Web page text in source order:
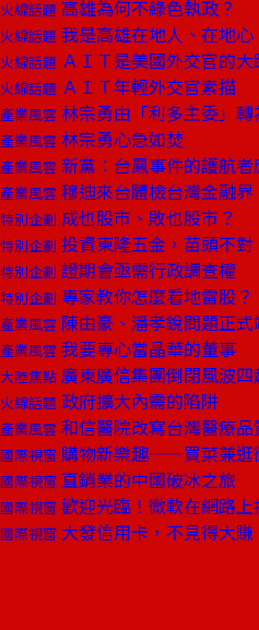
火線話題 高雄為何不綠色執政？
火線話題 我是高雄在地人、在地心
火線話題 ＡＩＴ是美國外交官的大
火線話題 ＡＩＴ年輕外交官素描
產業風雲 林宗勇由「利多主委」轉
產業風雲 林宗勇心急如焚
產業風雲 新黨：台鳳事件的護航者
產業風雲 穆迪來台體檢台灣金融界
特別企劃 成也股市、敗也股市？
特別企劃 投資東隆五金，苗頭不
特別企劃 證期會亟需行政調查權
特別企劃 專家教你怎麼看地雷股？
產業風雲 陳由豪、潘孝銳問題正式
產業風雲 我要專心當晶華的董事
大陸焦點 廣東廣信集團倒閉風波四
火線話題 政府擴大內需的陷阱
產業風雲 和信醫院改寫台灣醫療品
國際視窗 購物新樂趣——買菜兼逛
國際視窗 直銷業的中國破冰之旅
國際視窗 歡迎光臨！微軟在網路上
國際視窗 大發信用卡，不見得大賺